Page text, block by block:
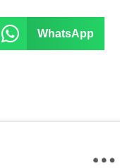
WhatsApp